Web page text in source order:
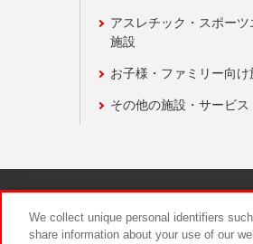
アスレチック・スポーツ
施設
お子様・ファミリー向け
その他の施設・サービス
We collect unique personal identifiers
share information about your use of our